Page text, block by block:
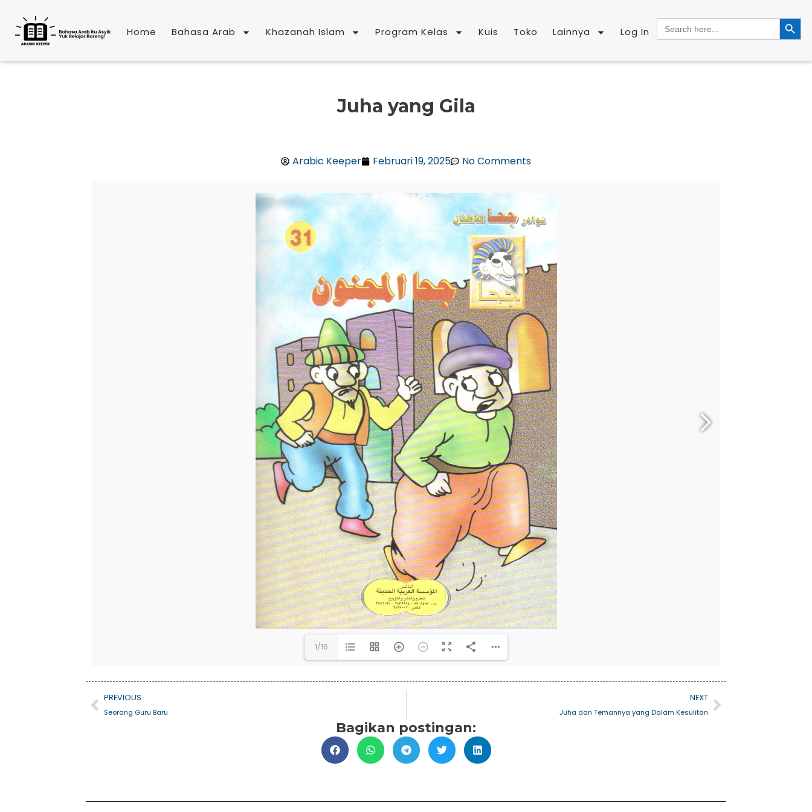
konten
Home Bahasa Arab Khazanah Islam Program Kelas Kuis Toko Lainnya Log In
Search
for:
SEARCH
Juha yang Gila
Arabic Keeper Februari 19, 2025 No Comments
1/16
Prev
PREVIOUS
Seorang Guru Baru
NEXT
Juha dan Temannya yang Dalam Kesulitan
Next
Bagikan postingan: